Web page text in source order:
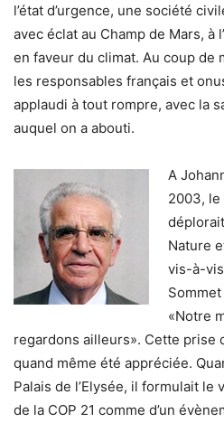
l’état d’urgence, une société
avec éclat au Champ de Mars, à
en faveur du climat. Au coup de
les responsables français et
applaudi à tout rompre, avec la
auquel on a abouti.
A
2003,
Nature
vis-à-vis
«Notre
regardons ailleurs». Cette prise
quand même été appréciée.
Palais de l’Elysée, il formulait le
de la COP 21 comme d’un